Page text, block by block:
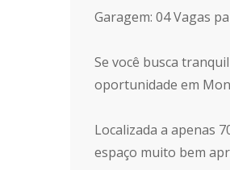
Garagem: 04 Vagas
Se você busca
oportunidade em
Localizada a apenas
espaço muito bem